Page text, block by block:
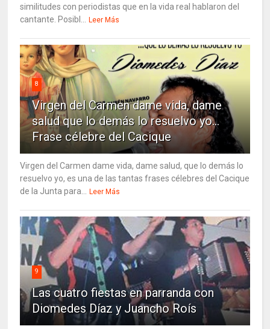
similitudes con periodistas que en la vida real hablaron del
cantante. Posibl...
Leer Más
8
Virgen del Carmen dame vida, dame
salud que lo demás lo resuelvo yo…
Frase célebre del Cacique
Virgen del Carmen dame vida, dame salud, que lo demás lo
resuelvo yo, es una de las tantas frases célebres del Cacique
de la Junta para...
Leer Más
9
Las cuatro fiestas en parranda con
Diomedes Díaz y Juancho Roís